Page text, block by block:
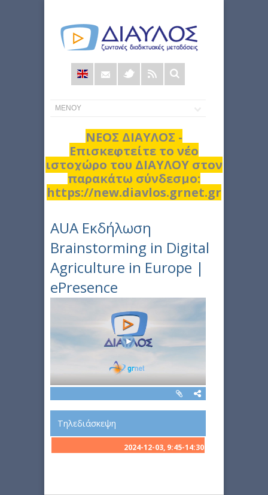
Φόρμα
αναζήτησης
ΝΕΟΣ ΔΙΑΥΛΟΣ -
Επισκεφτείτε το νέο
ιστοχώρο του ΔΙΑΥΛΟΥ στον
παρακάτω σύνδεσμο:
https://new.diavlos.grnet.gr
AUA Εκδήλωση
Brainstorming in Digital
Agriculture in Europe |
ePresence
Τηλεδιάσκεψη
2024-12-03, 9:45-14:30